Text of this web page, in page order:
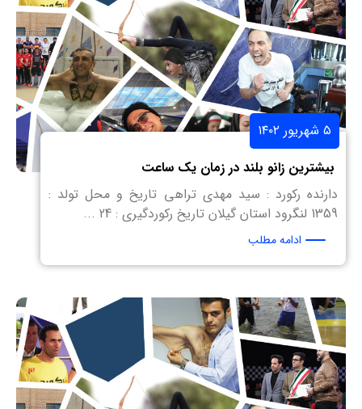
۵ شهریور ۱۴۰۲
بیشترین زانو بلند در زمان یک ساعت
دارنده رکورد : سید مهدی تراهی تاریخ و محل تولد :
1359 لنگرود استان گیلان تاریخ رکوردگیری : 24 ...
ادامه مطلب